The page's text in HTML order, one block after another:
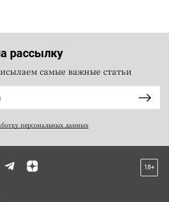
рассылку
самые важные статьи
персональных данных
18+